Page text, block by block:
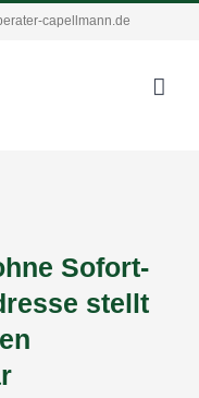
capellmann.de
Sofort-
stellt